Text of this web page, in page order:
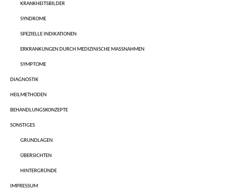
KRANKHEITSBILDER
SYNDROME
SPEZIELLE INDIKATIONEN
ERKRANKUNGEN DURCH MEDIZINISCHE MASSNAHMEN
SYMPTOME
DIAGNOSTIK
HEILMETHODEN
BEHANDLUNGSKONZEPTE
SONSTIGES
GRUNDLAGEN
ÜBERSICHTEN
HINTERGRÜNDE
IMPRESSUM